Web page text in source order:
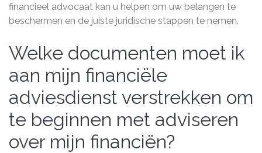
financieel advocaat kan u helpen om uw belangen te
beschermen en de juiste juridische stappen te nemen.
Welke documenten moet ik
aan mijn financiële
adviesdienst verstrekken om
te beginnen met adviseren
over mijn financiën?